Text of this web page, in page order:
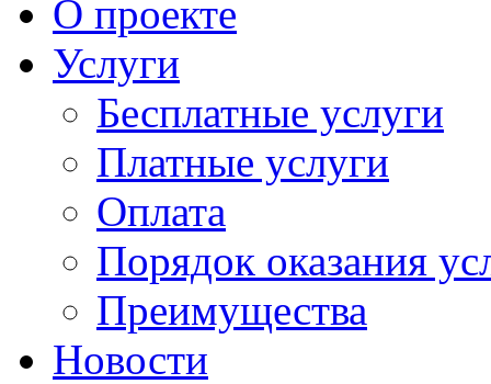
О проекте
Услуги
Бесплатные услуги
Платные услуги
Оплата
Порядок оказания
Преимущества
Новости